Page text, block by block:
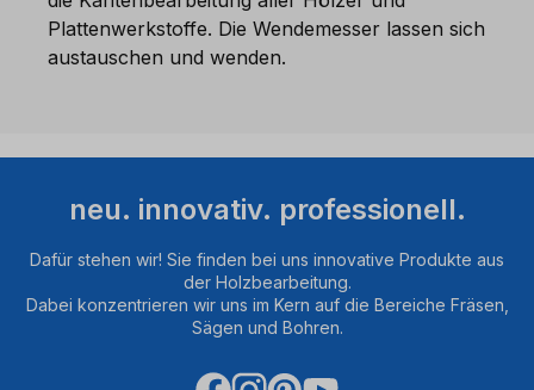
Plattenwerkstoffe. Die Wendemesser lassen sich
austauschen und wenden.
neu. innovativ. professionell.
Dafür stehen wir! Sie finden bei uns innovative Produkte aus
der Holzbearbeitung.
Dabei konzentrieren wir uns im Kern auf die Bereiche Fräsen,
Sägen und Bohren.